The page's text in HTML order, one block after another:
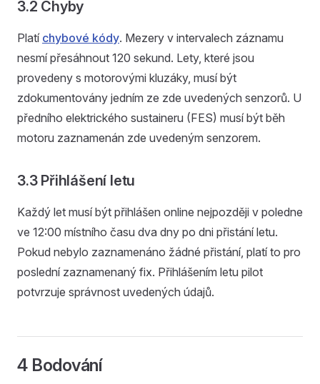
3.2 Chyby
Platí chybové kódy. Mezery v intervalech záznamu
nesmí přesáhnout 120 sekund. Lety, které jsou
provedeny s motorovými kluzáky, musí být
zdokumentovány jedním ze zde uvedených senzorů. U
předního elektrického sustaineru (FES) musí být běh
motoru zaznamenán zde uvedeným senzorem.
3.3 Přihlášení letu
Každý let musí být přihlášen online nejpozději v poledne
ve 12:00 místního času dva dny po dni přistání letu.
Pokud nebylo zaznamenáno žádné přistání, platí to pro
poslední zaznamenaný fix. Přihlášením letu pilot
potvrzuje správnost uvedených údajů.
4 Bodování